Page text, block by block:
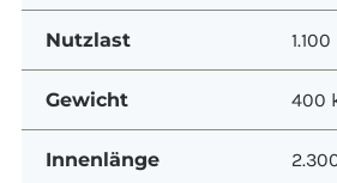
Nutzlast
Gewicht 400
Innenlänge